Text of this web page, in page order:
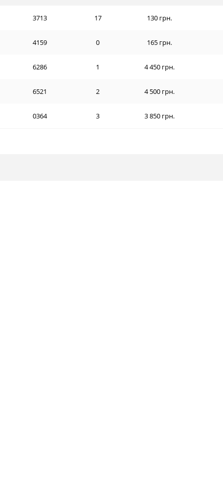
3713 17 130 грн.
4159 0 165 грн.
6286 1 4 450 грн.
6521 2 4 500 грн.
0364 3 3 850 грн.